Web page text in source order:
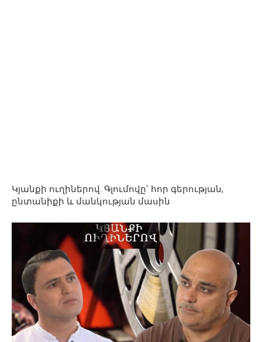
Կյանքի ուղիներով. Գլումովը՝ հոր գերության,
ընտանիքի և մանկության մասին